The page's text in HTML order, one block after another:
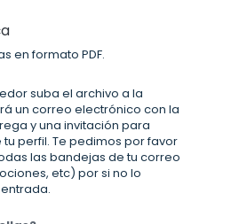
en formato PDF.
suba el archivo a la
un correo electrónico con la
y una invitación para
perfil. Te pedimos por favor
las bandejas de tu correo
etc) por si no lo